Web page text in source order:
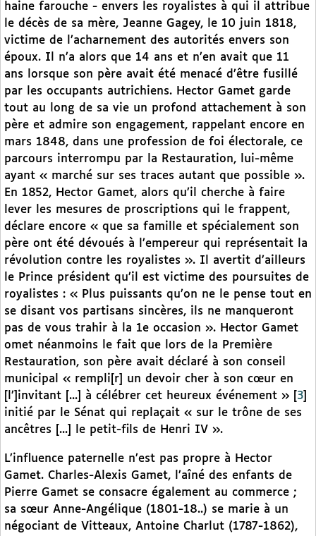
haine farouche - envers les royalistes à qui il attribue
le décès de sa mère, Jeanne Gagey, le 10 juin 1818,
victime de l’acharnement des autorités envers son
époux. Il n’a alors que 14 ans et n’en avait que 11
ans lorsque son père avait été menacé d’être fusillé
par les occupants autrichiens. Hector Gamet garde
tout au long de sa vie un profond attachement à son
père et admire son engagement, rappelant encore en
mars 1848, dans une profession de foi électorale, ce
parcours interrompu par la Restauration, lui-même
ayant « marché sur ses traces autant que possible ».
En 1852, Hector Gamet, alors qu’il cherche à faire
lever les mesures de proscriptions qui le frappent,
déclare encore « que sa famille et spécialement son
père ont été dévoués à l’empereur qui représentait la
révolution contre les royalistes ». Il avertit d’ailleurs
le Prince président qu’il est victime des poursuites de
royalistes : « Plus puissants qu’on ne le pense tout en
se disant vos partisans sincères, ils ne manqueront
pas de vous trahir à la 1e occasion ». Hector Gamet
omet néanmoins le fait que lors de la Première
Restauration, son père avait déclaré à son conseil
municipal « rempli[r] un devoir cher à son cœur en
[l’]invitant [...] à célébrer cet heureux événement »
3
initié par le Sénat qui replaçait « sur le trône de ses
ancêtres [...] le petit-fils de Henri IV ».
L’influence paternelle n’est pas propre à Hector
Gamet. Charles-Alexis Gamet, l’aîné des enfants de
Pierre Gamet se consacre également au commerce ;
sa sœur Anne-Angélique (1801-18..) se marie à un
négociant de Vitteaux, Antoine Charlut (1787-1862),